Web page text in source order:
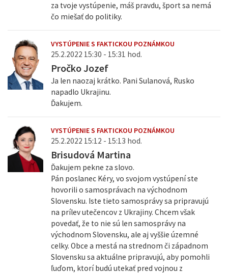
za tvoje vystúpenie, máš pravdu, šport sa nemá
čo miešať do politiky.
VYSTÚPENIE S FAKTICKOU POZNÁMKOU
25.2.2022 15:30 - 15:31 hod.
Pročko Jozef
Ja len naozaj krátko. Pani Sulanová, Rusko
napadlo Ukrajinu.
Ďakujem.
VYSTÚPENIE S FAKTICKOU POZNÁMKOU
25.2.2022 15:12 - 15:13 hod.
Brisudová Martina
Ďakujem pekne za slovo.
Pán poslanec Kéry, vo svojom vystúpení ste
hovorili o samosprávach na východnom
Slovensku. Iste tieto samosprávy sa pripravujú
na prílev utečencov z Ukrajiny. Chcem však
povedať, že to nie sú len samosprávy na
východnom Slovensku, ale aj vyššie územné
celky. Obce a mestá na strednom či západnom
Slovensku sa aktuálne pripravujú, aby pomohli
ľuďom, ktorí budú utekať pred vojnou z